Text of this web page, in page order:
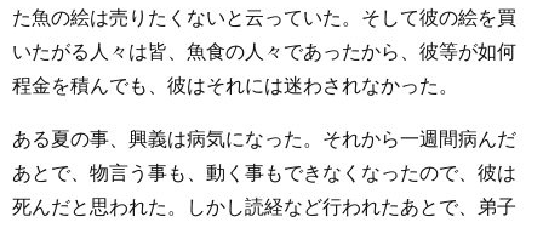
た魚の絵は売りたくないと云っていた。そして彼の絵を買
いたがる人々は皆、魚食の人々であったから、彼等が如何
程金を積んでも、彼はそれには迷わされなかった。
ある夏の事、興義は病気になった。それから一週間病んだ
あとで、物言う事も、動く事もできなくなったので、彼は
死んだと思われた。しかし読経など行われたあとで、弟子